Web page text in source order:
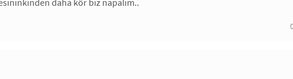
daha kör biz napalım..